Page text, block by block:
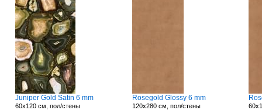
Juniper Gold Satin 6 mm
60x120 см, пол/стены
Rosegold Glossy 6 mm
120x280 см, пол/стены